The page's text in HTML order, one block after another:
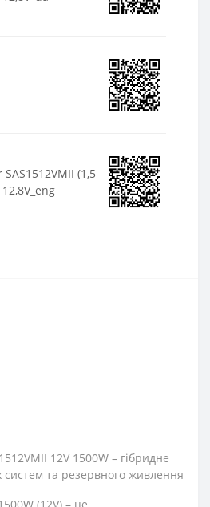
SAS1512VMII (1,5
12V 1500W – гібридне
та резервного живлення